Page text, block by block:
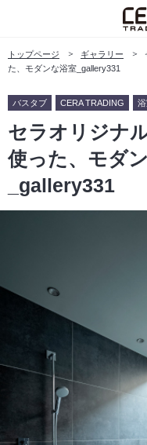
トップページ ギャラリー
た、モダンな浴室_gallery331
バスタブ CERA TRADING
セラオリジナ
使った、モダ
_gallery331